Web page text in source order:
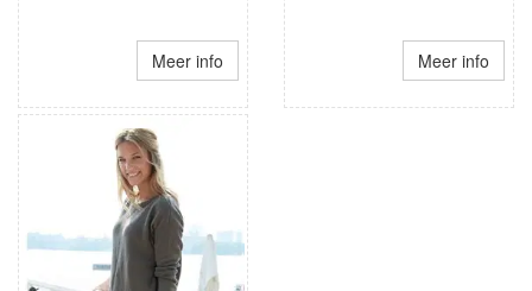
Meer info Meer info